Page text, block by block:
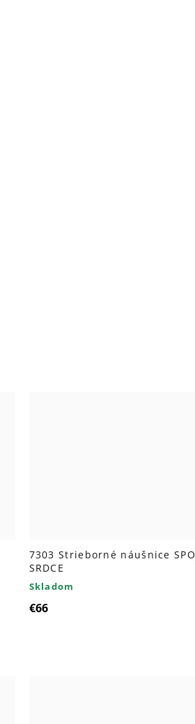
7303 Strieborné náušnice
SRDCE
Skladom
€66